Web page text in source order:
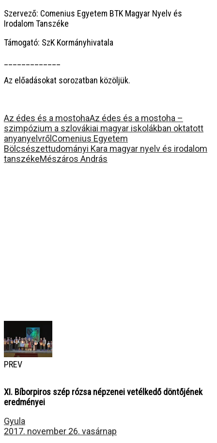
Szervező: Comenius Egyetem BTK Magyar Nyelv és
Irodalom Tanszéke
Támogató: SzK Kormányhivatala
Az előadásokat sorozatban közöljük.
Az édes és a mostohaAz édes és a mostoha –
szimpózium a szlovákiai magyar iskolákban oktatott
anyanyelvről Comenius Egyetem
Bölcsészettudományi Kara magyar nyelv és irodalom
tanszékeMészáros András
PREV
XI. Bíborpiros szép rózsa népzenei vetélkedő döntőjének
eredményei
Gyula
2017. november 26. vasárnap